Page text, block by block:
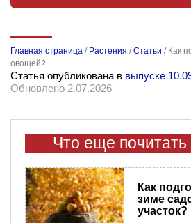
Главная страница / Растения /Статьи / Как
овощей?
Статья опубликована в выпуске
Обновлено 2.07.2026
Что еще
Как
зиме
участок?